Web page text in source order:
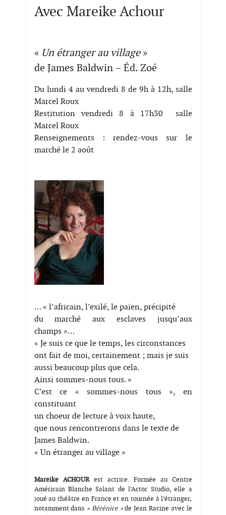
Avec Mareike Achour
« Un étranger au village»
de James Baldwin – Éd. Zoé
Du lundi 4 au vendredi 8 de 9h à 12h, salle
Marcel Roux
Restitution vendredi 8 à 17h30 salle
Marcel Roux
Renseignements : rendez-vous sur le
marché le 2 août
… « l’africain, l’exilé, le païen, précipité
du marché aux esclaves jusqu’aux
champs »…
« Je suis ce que le temps, les circonstances
ont fait de moi, certainement ; mais je suis
aussi beaucoup plus que cela.
Ainsi sommes-nous tous. »
C’est ce « sommes-nous tous », en
constituant
un choeur de lecture à voix haute,
que nous rencontrerons dans le texte de
James Baldwin.
« Un étranger au village »
Mareike ACHOURest actrice. Formée au Centre
Américain Blanche Salant de l’Actor Studio, elle a
joué au théâtre en France et en tournée à l’étranger,
notamment dans « Bérénice »de Jean Racine avec le